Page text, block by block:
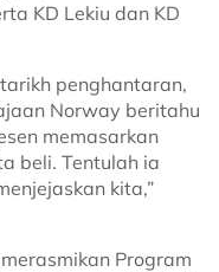
KD Lekiu dan KD
penghantaran,
Norway beritahu
memasarkan
beli. Tentulah ia
kita,”
Program